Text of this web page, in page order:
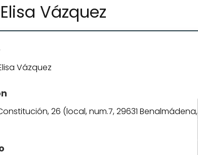
Vázquez
Vázquez
26 (local, num.7, 29631 Benalmádena,